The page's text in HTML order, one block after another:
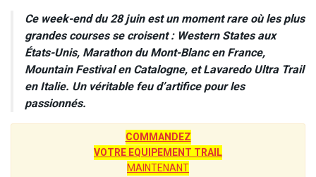
Ce week-end du 28 juin est un moment rare où les plus
grandes courses se croisent : Western States aux
États-Unis, Marathon du Mont-Blanc en France,
Mountain Festival en Catalogne, et Lavaredo Ultra Trail
en Italie. Un véritable feu d’artifice pour les
passionnés.
COMMANDEZ
VOTRE EQUIPEMENT TRAIL
MAINTENANT